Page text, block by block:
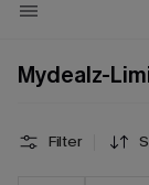
Mydealz-
Filter